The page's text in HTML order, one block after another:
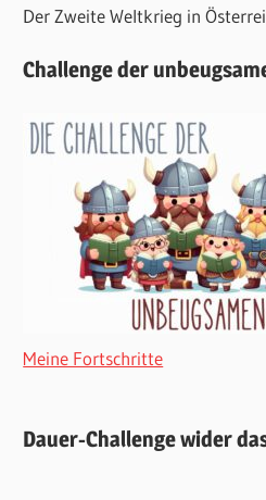
Der Zweite Weltkrieg in
Challenge der
Meine Fortschritte
Dauer-Challenge wider